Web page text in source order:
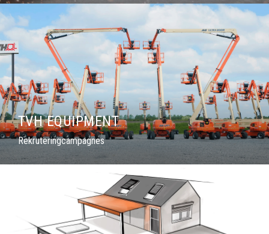
TVH EQUIPMENT
Rekruteringcampagnes